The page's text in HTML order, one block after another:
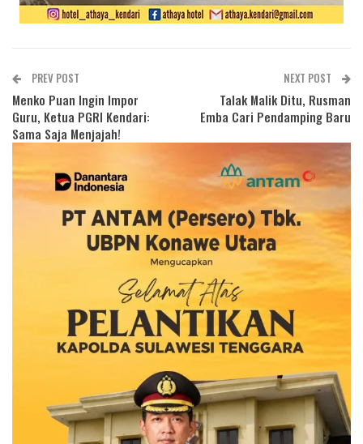
PREV POST
Menko Puan Ingin Impor
Guru, Ketua PGRI Kendari:
Sama Saja Menjajah!
NEXT POST
Talak Malik Ditu, Rusman
Emba Cari Pendamping Baru